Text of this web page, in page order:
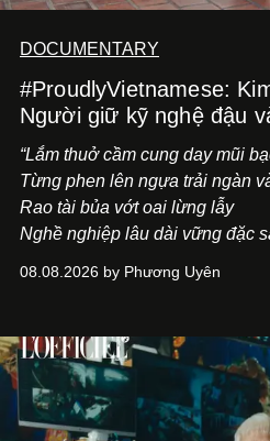
DOCUMENTARY
#ProudlyVietnamese:
Người giữ kỹ nghệ đậu
“Lắm thuở cầm cung day mũi
Từng phen lên ngựa trải ngàn
Rao tài bủa vớt oai lừng lẫy
Nghề nghiệp lâu dài vững đặc
08.08.2026 by Phương Uyên